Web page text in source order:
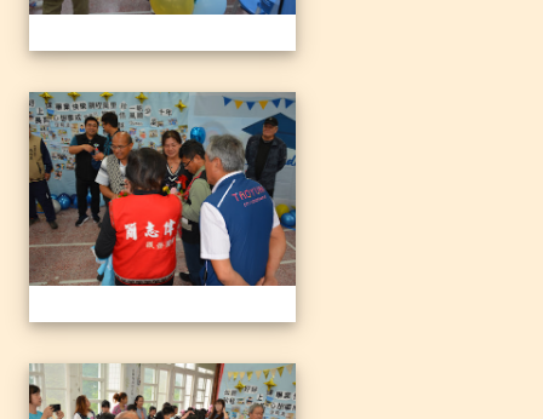
1140612三光國小79屆暨附
1140612三光國小79屆暨附